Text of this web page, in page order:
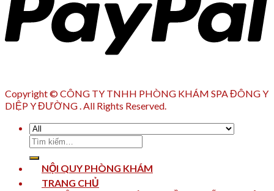
Copyright © CÔNG TY TNHH PHÒNG KHÁM SPA ĐÔNG Y
DIỆP Y ĐƯỜNG . All Rights Reserved.
Tìm
kiếm:
NỘI QUY PHÒNG KHÁM
TRANG CHỦ